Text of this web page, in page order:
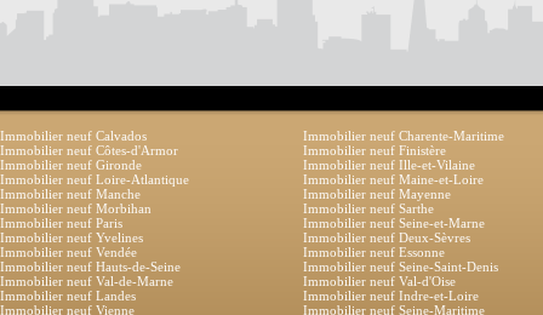
Immobilier neuf Calvados
Immobilier neuf Charente-Maritime
Immobilier neuf Côtes-d'Armor
Immobilier neuf Finistère
Immobilier neuf Gironde
Immobilier neuf Ille-et-Vilaine
Immobilier neuf Loire-Atlantique
Immobilier neuf Maine-et-Loire
Immobilier neuf Manche
Immobilier neuf Mayenne
Immobilier neuf Morbihan
Immobilier neuf Sarthe
Immobilier neuf Paris
Immobilier neuf Seine-et-Marne
Immobilier neuf Yvelines
Immobilier neuf Deux-Sèvres
Immobilier neuf Vendée
Immobilier neuf Essonne
Immobilier neuf Hauts-de-Seine
Immobilier neuf Seine-Saint-Denis
Immobilier neuf Val-de-Marne
Immobilier neuf Val-d'Oise
Immobilier neuf Landes
Immobilier neuf Indre-et-Loire
Immobilier neuf Vienne
Immobilier neuf Seine-Maritime